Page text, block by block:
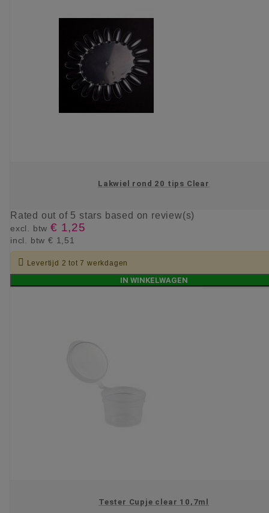
Lakwiel rond 20 tips Clear
Rated out of 5 stars based on review(s)
excl. btw € 1,25
incl. btw € 1,51
 Levertijd 2 tot 7 werkdagen
IN WINKELWAGEN
Tester Cupje clear 10,7ml